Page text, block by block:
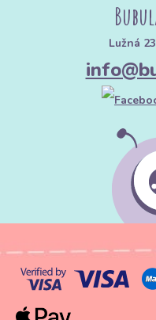
Lužná